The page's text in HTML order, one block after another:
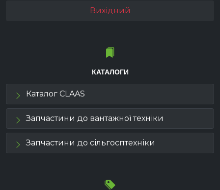
Вихідний
КАТАЛОГИ
Каталог CLAAS
Запчастини до вантажної техніки
Запчастини до сільгосптехніки